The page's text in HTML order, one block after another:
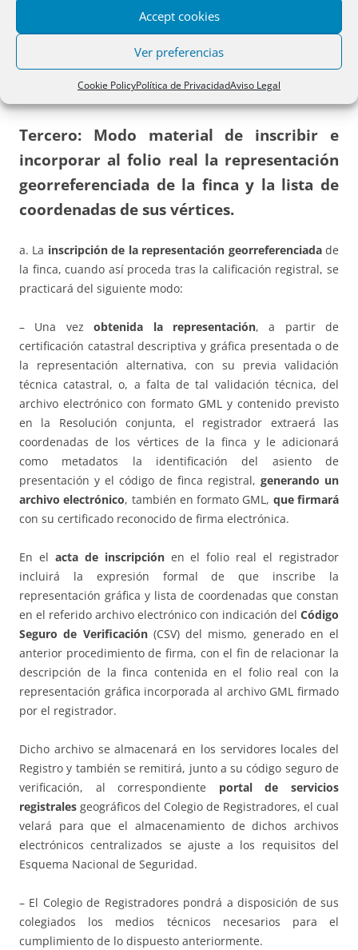
Accept cookies
Ver preferencias
Cookie PolicyPolítica de PrivacidadAviso Legal
Cómo inscribir la representación georreferenciada
y la lista de coordenadas.
Tercero: Modo material de inscribir e
incorporar al folio real la representación
georreferenciada de la finca y la lista de
coordenadas de sus vértices.
a. La inscripción de la representación georreferenciadade
la finca, cuando así proceda tras la calificación registral, se
practicará del siguiente modo:
– Una vezobtenida la representación, a partir de
certificación catastral descriptiva y gráfica presentada o de
la representación alternativa, con su previa validación
técnica catastral, o, a falta de tal validación técnica, del
archivo electrónico con formato GML y contenido previsto
en la Resolución conjunta, el registrador extraerá las
coordenadas de los vértices de la finca y le adicionará
como metadatos la identificación del asiento de
presentación y el código de finca registral, generando un
archivo electrónico, también en formato GML, que firmará
con su certificado reconocido de firma electrónica.
En el acta de inscripciónen el folio real el registrador
incluirá la expresión formal de que inscribe la
representación gráfica y lista de coordenadas que constan
en el referido archivo electrónico con indicación del Código
Seguro de Verificación(CSV) del mismo, generado en el
anterior procedimiento de firma, con el fin de relacionar la
descripción de la finca contenida en el folio real con la
representación gráfica incorporada al archivo GML firmado
por el registrador.
Dicho archivo se almacenará en los servidores locales del
Registro y también se remitirá, junto a su código seguro de
verificación, al correspondiente portal de servicios
registrales geográficos del Colegio de Registradores, el cual
velará para que el almacenamiento de dichos archivos
electrónicos centralizados se ajuste a los requisitos del
Esquema Nacional de Seguridad.
– El Colegio de Registradores pondrá a disposición de sus
colegiados los medios técnicos necesarios para el
cumplimiento de lo dispuesto anteriormente.